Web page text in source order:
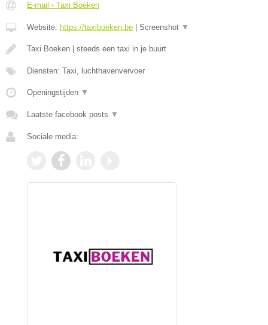
E-mail › Taxi Boeken
Website: https://taxiboeken.be Screenshot ▼
Taxi Boeken | steeds een taxi in je buurt
Diensten: Taxi, luchthavenvervoer
Openingstijden ▼
Laatste facebook posts ▼
Sociale media: